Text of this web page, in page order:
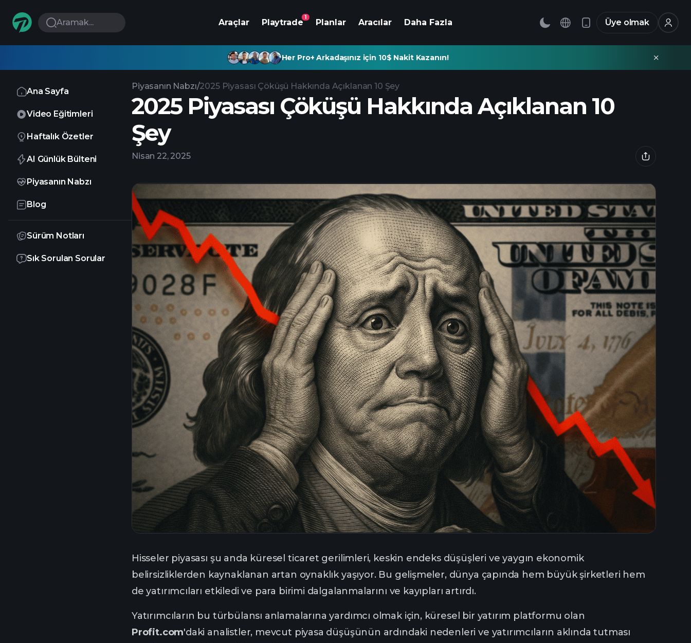
Aramak... Araçlar Playtrade
1
Planlar Aracılar Daha Fazla Üye olmak
Her Pro+ Arkadaşınız için 10$ Nakit Kazanın!
Ana Sayfa
Video Eğitimleri
Haftalık Özetler
AI Günlük Bülteni
Piyasanın Nabzı
Blog
Sürüm Notları
Sık Sorulan Sorular
Piyasanın Nabzı/2025 Piyasası Çöküşü Hakkında Açıklanan 10 Şey
2025 Piyasası Çöküşü Hakkında Açıklanan 10
Şey
Nisan 22, 2025
Hisseler piyasası şu anda küresel ticaret gerilimleri, keskin endeks düşüşleri ve yaygın ekonomik
belirsizliklerden kaynaklanan artan oynaklık yaşıyor. Bu gelişmeler, dünya çapında hem büyük şirketleri hem
de yatırımcıları etkiledi ve para birimi dalgalanmalarını ve kayıpları artırdı.
Yatırımcıların bu türbülansı anlamalarına yardımcı olmak için, küresel bir yatırım platformu olan
Profit.com'daki analistler, mevcut piyasa düşüşünün ardındaki nedenleri ve yatırımcıların aklında tutması